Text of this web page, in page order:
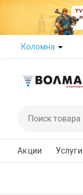
Коломна
Акции Услуги